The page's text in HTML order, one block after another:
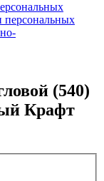
персональных
(540)
Крафт